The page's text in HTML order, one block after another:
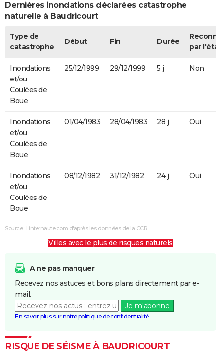
Dernières inondations déclarées catastrophe
naturelle à Baudricourt
Type de
catastrophe
Début Fin Durée
par l'état
Inondations
et/ou
Coulées de
Boue
25/12/1999 29/12/1999 5 j Non
Inondations
et/ou
Coulées de
Boue
01/04/1983 28/04/1983 28 j Oui
Inondations
et/ou
Coulées de
Boue
08/12/1982 31/12/1982 24 j Oui
Source : Linternaute.com d'après les données de la CCR
Villes avec le plus de risques naturels
A ne pas manquer
Recevez nos astuces et bons plans directement par e-
mail.
Je m'abonne
En savoir plus sur notre politique de confidentialité
RISQUE DE SÉISME À BAUDRICOURT